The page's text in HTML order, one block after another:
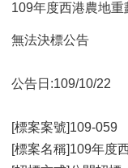
109年度西港農地
無法決標公告
公告日:109/10/22
[標案案號]109-059
[標案名稱]109年度